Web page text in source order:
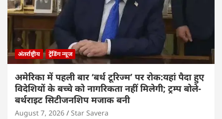
अंतर्राष्ट्रीय ट्रेंडिंग न्यूज
अमेरिका में पहली बार ‘बर्थ टूरिज्म’ पर रोक:यहां पैदा हुए
विदेशियों के बच्चे को नागरिकता नहीं मिलेगी; ट्रम्प बोले-
बर्थराइट सिटीजनशिप मजाक बनी
August 7, 2026 Star Savera